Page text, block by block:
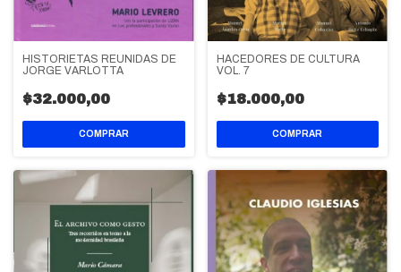
HISTORIETAS REUNIDAS DE
JORGE VARLOTTA
$32.000,00
HACEDORES DE CULTURA
VOL. 7
$18.000,00